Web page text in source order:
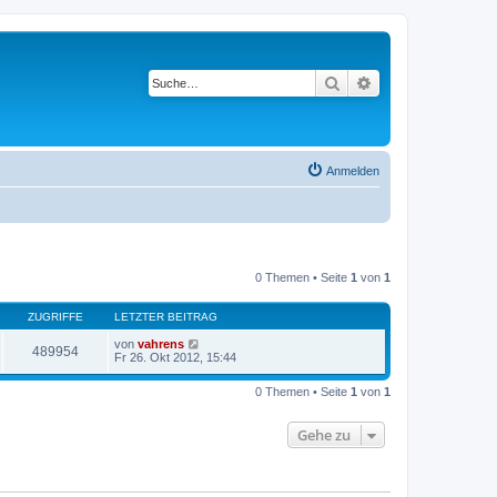
Suche
Anmelden
0 Themen • Seite 1 von 1
ZUGRIFFE LETZTER BEITRAG
489954 von vahrens
Fr 26. Okt 2012, 15:44
0 Themen • Seite 1 von 1
Gehe zu